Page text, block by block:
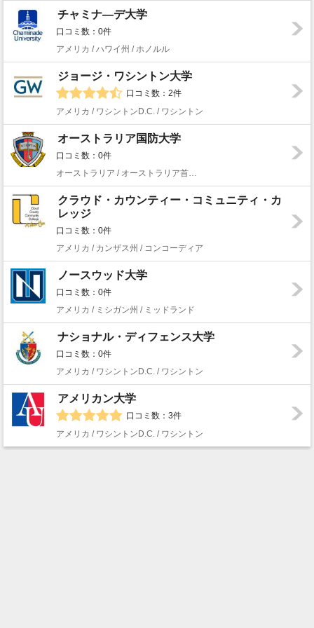
チャミナ―デ大学
口コミ数：0件
アメリカ / ハワイ州 / ホノルル
ジョージ・ワシントン大学
口コミ数：2件
アメリカ / ワシントンD.C. / ワシントン
オーストラリア国防大学
口コミ数：0件
クラウド・カウンティー・コミュニティ・カ
レッジ
口コミ数：0件
アメリカ / カンザス州 / コンコーディア
ノースウッド大学
口コミ数：0件
アメリカ / ミシガン州 / ミッドランド
ナショナル・ディフェンス大学
口コミ数：0件
アメリカ / ワシントンD.C. / ワシントン
アメリカン大学
口コミ数：3件
アメリカ / ワシントンD.C. / ワシントン